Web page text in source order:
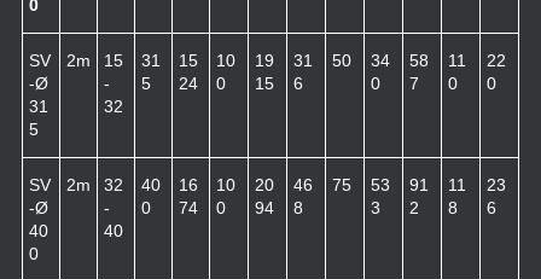
0
SV
-Ø
31
5
2m
15
-
32
31
5
15
24
10
0
19
15
31
6
50
34
0
58
7
11
0
22
0
SV
-Ø
40
0
2m
32
-
40
40
0
16
74
10
0
20
94
46
8
75
53
3
91
2
11
8
23
6